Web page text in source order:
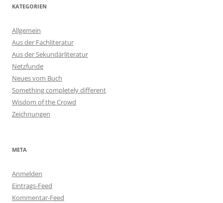
KATEGORIEN
Allgemein
Aus der Fachliteratur
Aus der Sekundärliteratur
Netzfunde
Neues vom Buch
Something completely different
Wisdom of the Crowd
Zeichnungen
META
Anmelden
Eintrags-Feed
Kommentar-Feed